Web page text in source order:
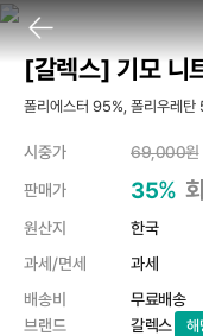
[갈렉스] 기모
폴리에스터 95%, 폴리우레탄
시중가 69,000원
판매가
35%
원산지
한국
과세/면세
과세
배송비
무료배송
브랜드
갈렉스 해